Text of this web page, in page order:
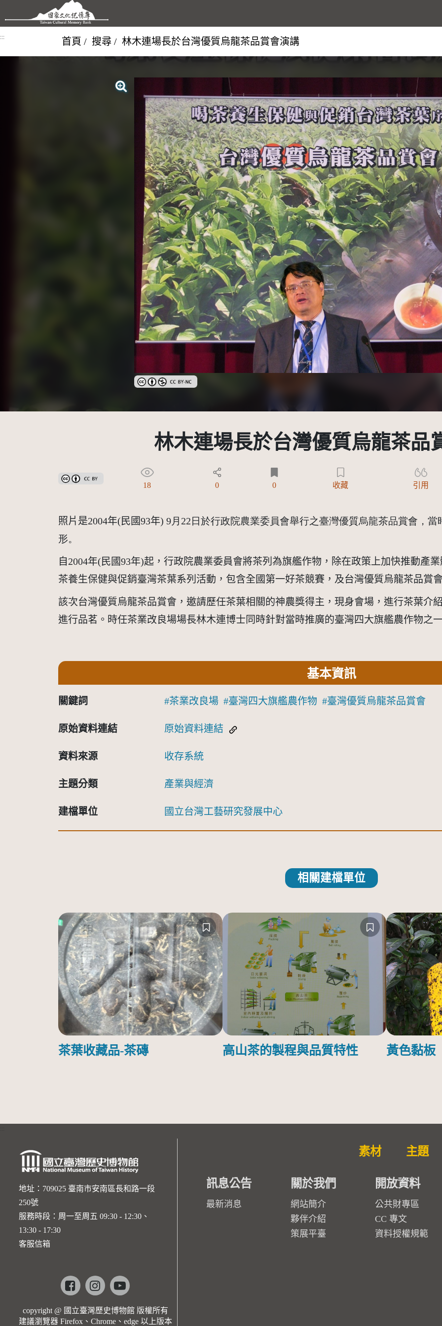
跳到主要內容區塊
::: 首頁 搜尋 林木連場長於台灣優質烏龍茶品賞會演講
創用CC姓名標示-非商業性 3.0 台灣及其後版本(CC BY-NC 3.0 TW +)
林木連場長於台灣優質烏龍茶品
創用CC姓名標示 3.0 台灣及其後版本(CC BY 3.0 TW +)
18 0 0 收藏 引用
照片是2004年(民國93年) 9月22 日於行政院農業委員會舉行之臺灣優質烏龍茶品賞會，
形。
自 2004年(民國93年)起，行政院農業委員會將茶列為旗艦作物，除在政策上加快推動產
茶養生保健與促銷臺灣茶葉系列活動，包含全國第一好茶競賽，及台灣優質烏龍茶品賞
該次台灣優質烏龍茶品賞會，邀請歷任茶葉相關的神農獎得主，現身會場，進行茶葉介
進行品茗。時任茶業改良場場長林木連博士同時針對當時推廣的臺灣四大旗艦農作物之
基本資訊
關鍵詞 茶業改良場 臺灣四大旗艦農作物 臺灣優質烏龍茶品賞會
原始資料連結 原始資料連結
資料來源 收存系統
主題分類 產業與經濟
建檔單位 國立台灣工藝研究發展中心
相關建檔單位
茶葉收藏品-茶磚 高山茶的製程與品質特性 黃色黏板
地址：709025 臺南市安南區長和路一段
250號
服務時段：周一至周五 09:30 - 12:30、
13:30 - 17:30
客服信箱
Facebookinstagramyoutube
copyright @ 國立臺灣歷史博物館 版權所有
建議瀏覽器 Firefox、Chrome、edge 以上版本
素材 主題
訊息公告
最新消息
關於我們
網站簡介
夥伴介紹
策展平臺
開放資料
公共財專區
CC 專文
資料授權規範